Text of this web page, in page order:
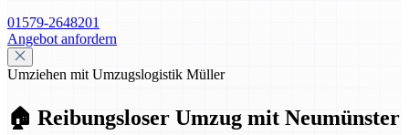
01579-2648201
Angebot anfordern
Umziehen mit Umzugslogistik Müller
🏠 Reibungsloser Umzug mit Neumünster